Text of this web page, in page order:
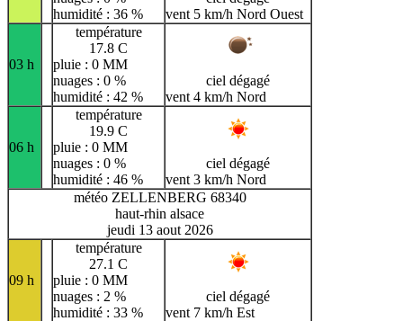
humidité : 36 %
vent 5 km/h Nord Ouest
03 h
température
17.8 C
pluie : 0 MM
nuages : 0 %
humidité : 42 %
ciel dégagé
vent 4 km/h Nord
06 h
température
19.9 C
pluie : 0 MM
nuages : 0 %
humidité : 46 %
ciel dégagé
vent 3 km/h Nord
météo ZELLENBERG 68340
haut-rhin alsace
jeudi 13 aout 2026
09 h
température
27.1 C
pluie : 0 MM
nuages : 2 %
humidité : 33 %
ciel dégagé
vent 7 km/h Est